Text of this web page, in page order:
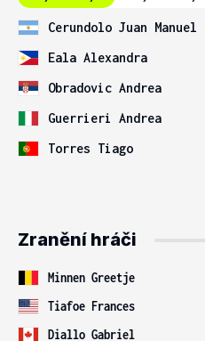
Cerundolo Juan Manuel
Eala Alexandra
Obradovic Andrea
Guerrieri Andrea
Torres Tiago
Zranění hráči
Minnen Greetje
Tiafoe Frances
Diallo Gabriel